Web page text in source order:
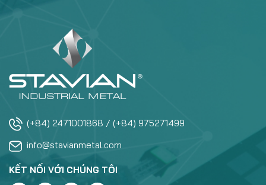
(+84) 2471001868 / (+84) 975271499
info@stavianmetal.com
KẾT NỐI VỚI CHÚNG TÔI